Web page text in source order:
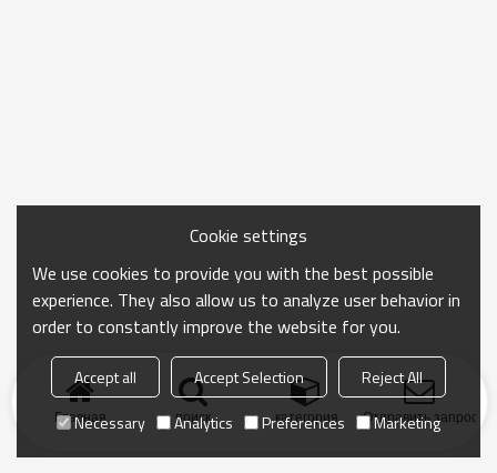
Главная поиск категория Отправить запрос
Cookie settings
We use cookies to provide you with the best possible
experience. They also allow us to analyze user behavior in
order to constantly improve the website for you.
Accept all Accept Selection
Reject All
Necessary
Analytics Preferences Marketing